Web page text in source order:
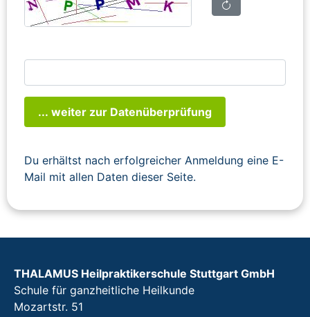
... weiter zur Datenüberprüfung
Du erhältst nach erfolgreicher Anmeldung eine E-
Mail mit allen Daten dieser Seite.
THALAMUS Heilpraktikerschule Stuttgart GmbH
Schule für ganzheitliche Heilkunde
Mozartstr. 51